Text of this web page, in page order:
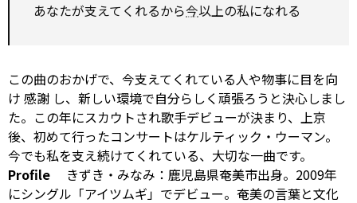
あなたが支えてくれるから今以上の私になれる
この曲のおかげで、今支えてくれている人や物事に目を向
け 感謝 し、新しい環境で自分らしく頑張ろうと決心しまし
た。この年にスカウトされ歌手デビューが決まり、上京
後、初めて行ったコンサートはケルティック・ウーマン。
今でも私を支え続けてくれている、大切な一曲です。
Profile
きずき・みなみ：鹿児島県奄美市出身。2009年
にシングル「アイツムギ」でデビュー。奄美の言葉と文化